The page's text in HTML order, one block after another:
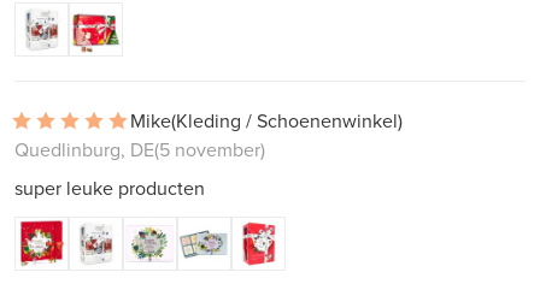
Mike(Kleding / Schoenenwinkel)
Quedlinburg, DE(5 november)
super leuke producten